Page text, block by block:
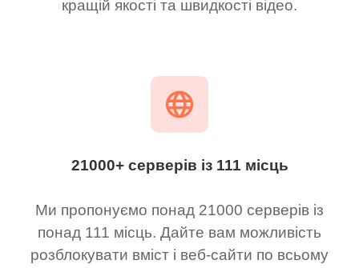
кращій якості та швидкості відео.
21000+ серверів із 111 місць
Ми пропонуємо понад 21000 серверів із
понад 111 місць. Дайте вам можливість
розблокувати вміст і веб-сайти по всьому